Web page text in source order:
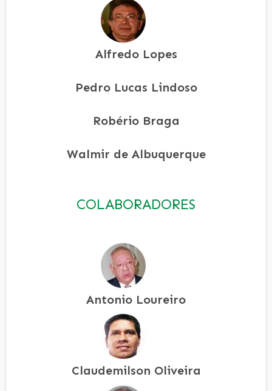
Alfredo Lopes
Pedro Lucas Lindoso
Robério Braga
Walmir de Albuquerque
COLABORADORES
Antonio Loureiro
Claudemilson Oliveira